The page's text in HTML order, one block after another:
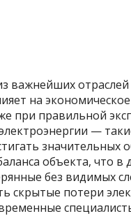
важнейших
на
при правильной
—
значительных
объекта, что
без видимых
скрытые потери